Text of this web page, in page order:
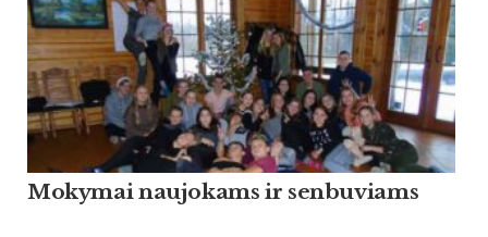
Mokymai naujokams ir senbuviams